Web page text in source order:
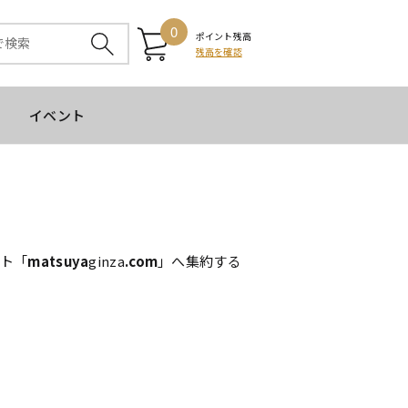
0
ポイント残高
残高を確認
イベント
「matsuyaginza.com」へ集約する